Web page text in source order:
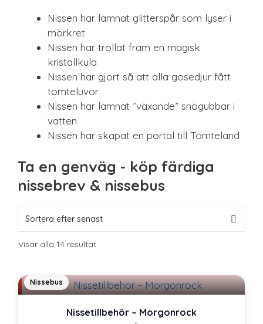
Nissen har lämnat glitterspår som lyser i
mörkret
Nissen har trollat fram en magisk
kristallkula
Nissen har gjort så att alla gosedjur fått
tomteluvor
Nissen har lämnat ”växande” snögubbar i
vatten
Nissen har skapat en portal till Tomteland
Ta en genväg - köp färdiga
nissebrev & nissebus
Visar alla 14 resultatSortera
Nissebus
Nissetillbehör – Morgonrock